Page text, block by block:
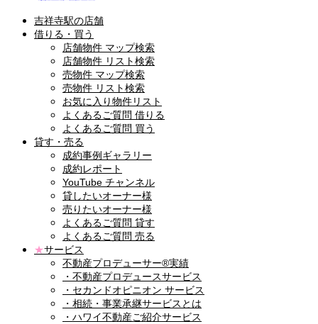
吉祥寺駅の店舗
借りる・買う
店舗物件 マップ検索
店舗物件 リスト検索
売物件 マップ検索
売物件 リスト検索
お気に入り物件リスト
よくあるご質問 借りる
よくあるご質問 買う
貸す・売る
成約事例ギャラリー
成約レポート
YouTube チャンネル
貸したいオーナー様
売りたいオーナー様
よくあるご質問 貸す
よくあるご質問 売る
★サービス
不動産プロデューサー®実績
・不動産プロデュースサービス
・セカンドオピニオン サービス
・相続・事業承継サービスとは
・ハワイ不動産ご紹介サービス